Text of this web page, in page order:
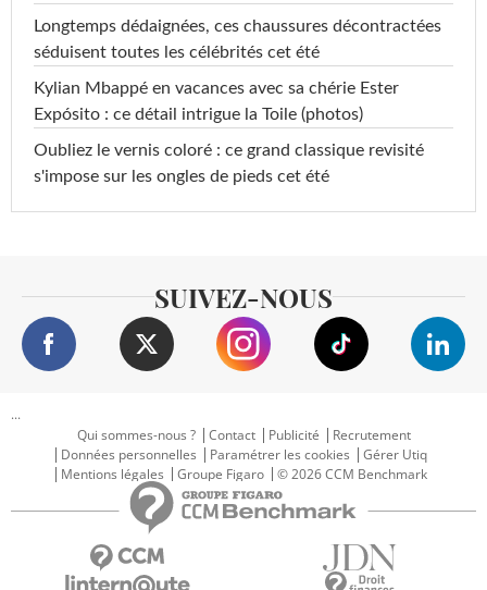
Longtemps dédaignées, ces chaussures décontractées
séduisent toutes les célébrités cet été
Kylian Mbappé en vacances avec sa chérie Ester
Expósito : ce détail intrigue la Toile (photos)
Oubliez le vernis coloré : ce grand classique revisité
s'impose sur les ongles de pieds cet été
SUIVEZ-NOUS
...
Qui sommes-nous ?
Contact Publicité
Recrutement
Données personnelles
Paramétrer les cookies
Gérer Utiq
Mentions légales
Groupe Figaro © 2026 CCM Benchmark